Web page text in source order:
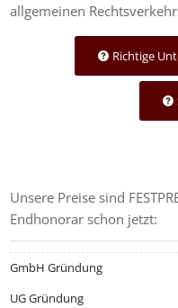
allgemeinen
Richtige
Unsere Preise sind
Endhonorar schon jetzt:
GmbH Gründung
UG Gründung